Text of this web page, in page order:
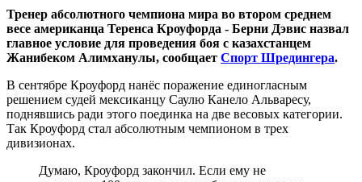
Тренер абсолютного чемпиона мира во втором среднем
весе американца Теренса Кроуфорда - Берни Дэвис назвал
главное условие для проведения боя с казахстанцем
Жанибеком Алимханулы, сообщает Спорт Шредингера.
В сентябре Кроуфорд нанёс поражение единогласным
решением судей мексиканцу Саулю Канело Альваресу,
поднявшись ради этого поединка на две весовых категории.
Так Кроуфорд стал абсолютным чемпионом в трех
дивизионах.
Думаю, Кроуфорд закончил. Если ему не